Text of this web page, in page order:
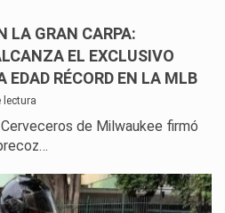
LA GRAN CARPA:
EL EXCLUSIVO
EDAD RÉCORD EN LA MLB
lectura
de Milwaukee firmó